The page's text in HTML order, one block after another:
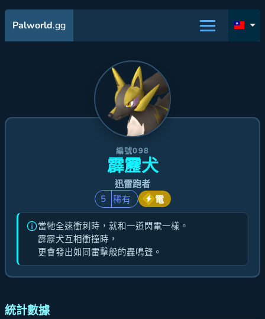
Palworld.gg
編號098
霹靂犬
迅雷跑者
5
稀有 電
當牠全速衝刺時，就和一道閃電一樣。
霹靂犬互相衝撞時，
更會發出如同雷擊般的轟鳴聲。
統計數據